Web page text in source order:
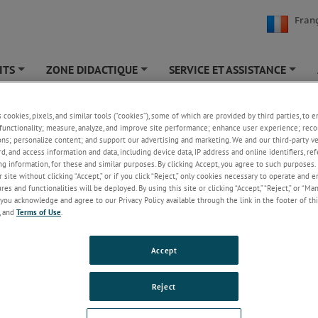
+
ZONE DIDACTIQUE
+
SERVICE ET ASSISTANCE
+
hydraulique compact - Modèle 329
hydraulique compact est conçu principalement pour des
et non pour des mesures en continu.
Ce dynamomètre hydraulique compact est conçu
pour des contrôles de force occasionnels et non pour des
Peson Hydraulique Erichsen Modèle 329:
- Design compact – faible épaisseur
- Capacités : 250N (56Lbs) à, 630kN (140,000Lbs)
- Précision: 1.6%de la pleine échelle
cookies, pixels, and similar tools (“cookies”), some of which are provided by third parties, to
measure, analyze, and improve site performance; enhance user experience;
personalize content; and support our advertising and marketing. We and our third-party
and access information and data, including device data, IP address and online identifiers,
information, for these and similar purposes. By clicking Accept, you agree to such
without clicking “Accept,” or if you click “Reject,” only cookies necessary to operate and
and functionalities will be deployed. By using this site or clicking “Accept,” “Reject,” or
you acknowledge and agree to our Privacy Policy available through the link in the footer of
, and Terms of Use
Reject
Accept